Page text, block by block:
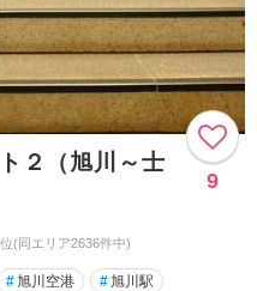
２（旭川～士
9
(同エリア2636件中)
#旭川空港 #旭川駅